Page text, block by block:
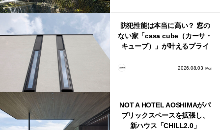
防犯性能は本当に高い？ 窓の
ない家「casa cube（カーサ・
キューブ）」が叶えるプライ
2026.08.03 Mon
NOT A HOTEL AOSHIMAがパ
ブリックスペースを拡張し、
新ハウス「CHILL2.0」